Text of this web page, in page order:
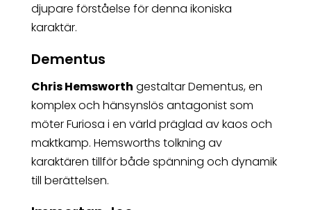
djupare förståelse för denna ikoniska
karaktär.
Dementus
Chris Hemsworth gestaltar Dementus, en
komplex och hänsynslös antagonist som
möter Furiosa i en värld präglad av kaos och
maktkamp. Hemsworths tolkning av
karaktären tillför både spänning och dynamik
till berättelsen.